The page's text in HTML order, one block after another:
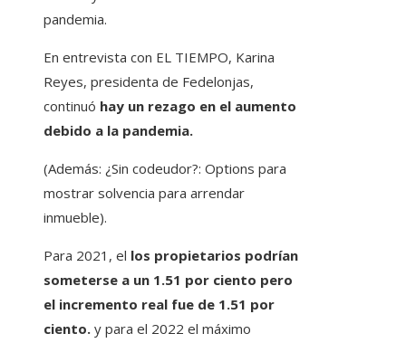
pandemia.
En entrevista con EL TIEMPO, Karina
Reyes, presidenta de Fedelonjas,
continuó hay un rezago en el aumento
debido a la pandemia.
(Además: ¿Sin codeudor?: Options para
mostrar solvencia para arrendar
inmueble).
Para 2021, el los propietarios podrían
someterse a un 1.51 por ciento pero
el incremento real fue de 1.51 por
ciento. y para el 2022 el máximo